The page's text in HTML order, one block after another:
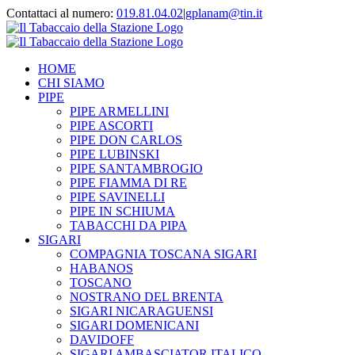
Contattaci al numero: 019.81.04.02|gplanam@tin.it
HOME
CHI SIAMO
PIPE
PIPE ARMELLINI
PIPE ASCORTI
PIPE DON CARLOS
PIPE LUBINSKI
PIPE SANTAMBROGIO
PIPE FIAMMA DI RE
PIPE SAVINELLI
PIPE IN SCHIUMA
TABACCHI DA PIPA
SIGARI
COMPAGNIA TOSCANA SIGARI
HABANOS
TOSCANO
NOSTRANO DEL BRENTA
SIGARI NICARAGUENSI
SIGARI DOMENICANI
DAVIDOFF